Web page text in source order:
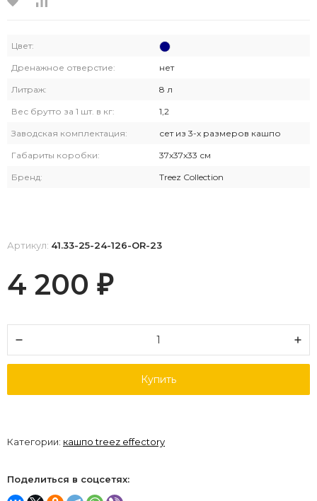
Цвет:
Дренажное отверстие: нет
Литраж: 8 л
Вес брутто за 1 шт. в кг: 1,2
Заводская комплектация: сет из 3-х размеров кашпо
Габариты коробки: 37х37х33 см
Бренд: Treez Collection
Артикул: 41.33-25-24-126-OR-23
4 200 ₽
Купить
Категории: кашпо treez effectory
Поделиться в соцсетях: